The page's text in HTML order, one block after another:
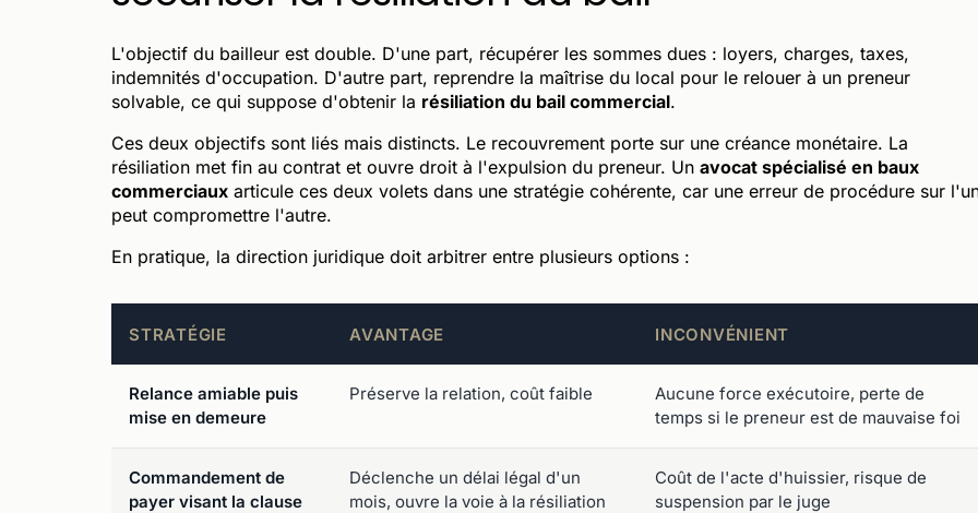
L'objectif du bailleur est double. D'une part, récupérer les sommes dues : loyers, charges, taxes,
indemnités d'occupation. D'autre part, reprendre la maîtrise du local pour le relouer à un preneur
solvable, ce qui suppose d'obtenir la résiliation du bail commercial.
Ces deux objectifs sont liés mais distincts. Le recouvrement porte sur une créance monétaire. La
résiliation met fin au contrat et ouvre droit à l'expulsion du preneur. Un avocat spécialisé en baux
commerciaux articule ces deux volets dans une stratégie cohérente, car une erreur de procédure sur
peut compromettre l'autre.
En pratique, la direction juridique doit arbitrer entre plusieurs options :
STRATÉGIE AVANTAGE INCONVÉNIENT
Relance amiable puis
mise en demeure
Préserve la relation, coût faible
Aucune force exécutoire, perte de
temps si le preneur est de mauvaise foi
Commandement de
payer visant la clause
Déclenche un délai légal d'un
mois, ouvre la voie à la résiliation
Coût de l'acte d'huissier, risque de
suspension par le juge